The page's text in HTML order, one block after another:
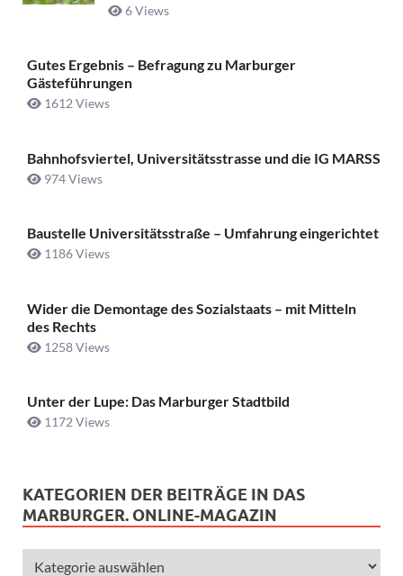
6 Views
Gutes Ergebnis – Befragung zu Marburger
Gästeführungen
1612 Views
Bahnhofsviertel, Universitätsstrasse und die IG MARSS
974 Views
Baustelle Universitätsstraße ­– Umfahrung eingerichtet
1186 Views
Wider die Demontage des Sozialstaats – mit Mitteln
des Rechts
1258 Views
Unter der Lupe: Das Marburger Stadtbild
1172 Views
KATEGORIEN DER BEITRÄGE IN DAS
MARBURGER. ONLINE-MAGAZIN